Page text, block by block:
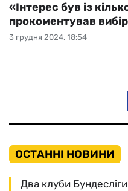
3 грудня 2024, 18:54
«Інтерес був із
прокоментував
ОСТАННІ НОВИНИ
Два клуби